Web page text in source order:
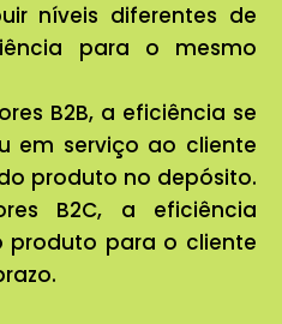
níveis diferentes de
para o mesmo
B2B, a eficiência se
em serviço ao cliente
produto no depósito.
B2C, a eficiência
produto para o cliente